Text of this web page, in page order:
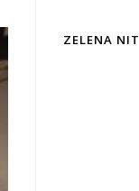
ZELENA NIT